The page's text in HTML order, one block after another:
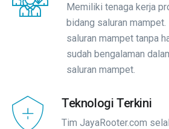
Memiliki tenaga kerja
bidang saluran
saluran mampet tanpa
sudah bengalaman
saluran mampet.
Teknologi Terkini
Tim JayaRooter.com